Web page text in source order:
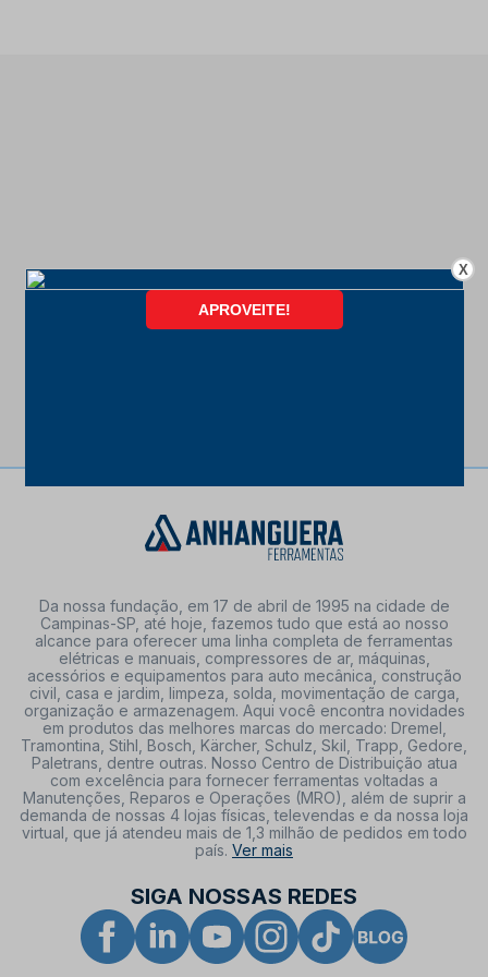
FORMAS DE PAGAMENTO
Da nossa fundação, em 17 de abril de 1995 na cidade de
Campinas-SP, até hoje, fazemos tudo que está ao nosso
alcance para oferecer uma linha completa de ferramentas
elétricas e manuais, compressores de ar, máquinas,
acessórios e equipamentos para auto mecânica, construção
civil, casa e jardim, limpeza, solda, movimentação de carga,
organização e armazenagem. Aqui você encontra novidades
em produtos das melhores marcas do mercado: Dremel,
Tramontina, Stihl, Bosch, Kärcher, Schulz, Skil, Trapp, Gedore,
Paletrans, dentre outras. Nosso Centro de Distribuição atua
com excelência para fornecer ferramentas voltadas a
Manutenções, Reparos e Operações (MRO), além de suprir a
demanda de nossas 4 lojas físicas, televendas e da nossa loja
virtual, que já atendeu mais de 1,3 milhão de pedidos em todo
país. Ver mais
SIGA NOSSAS REDES
X